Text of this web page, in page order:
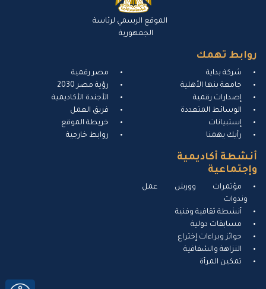
الموقع الرسمي لرئاسة
الجمهورية
روابط تهمك
شركة بداية
جامعة بنها الأهلية
إصدارات رقمية
الوسائط المتعددة
إستبيانات
رأيك يهمنا
مصر رقمية
رؤية مصر 2030
الأجندة الأكاديمية
فريق العمل
خريطة الموقع
روابط خارجية
أنشطة أكاديمية
وإجتماعية
مؤتمرات وورش عمل
وندوات
أنشطة ثقافية وفنية
مسابقات دولية
جوائز وبراءات إختراع
النزاهة والشفافية
تمكين المرأة